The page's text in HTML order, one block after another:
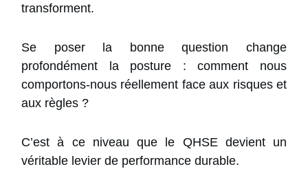
transforment.
Se poser la bonne question change
profondément la posture : comment nous
comportons-nous réellement face aux risques et
aux règles ?
C’est à ce niveau que le QHSE devient un
véritable levier de performance durable.